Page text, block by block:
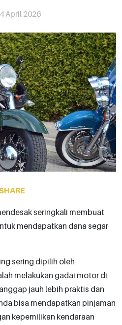
April 2026
seringkali membuat
mendapatkan dana segar
sering dipilih oleh
melakukan gadai motor di
jauh lebih praktis dan
bisa mendapatkan pinjaman
kepemilikan kendaraan